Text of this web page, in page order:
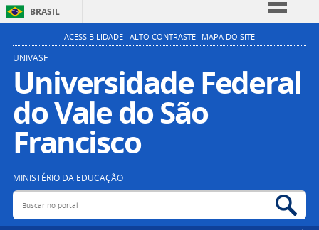
BRASIL
Simplifique!
Participe
Acesso à informação
Legislação
ACESSIBILIDADE ALTO CONTRASTE MAPA DO SITE
UNIVASF
Universidade Federal
do Vale do São
Francisco
MINISTÉRIO DA EDUCAÇÃO
Buscar no portal